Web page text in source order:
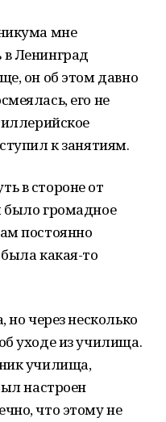
мне
Ленинград
он об этом давно
его не
к занятиям.
в стороне от
было громадное
постоянно
какая-то
через несколько
уходе из училища.
училища,
настроен
что этому не